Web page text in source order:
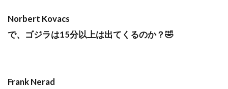
Norbert Kovacs
で、ゴジラは15分以上は出てくるのか？🤣
Frank Nerad